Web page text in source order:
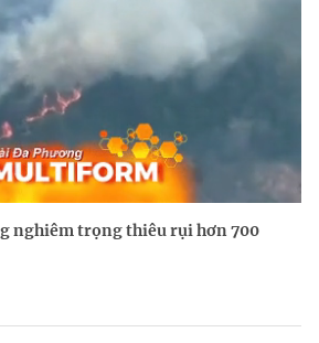
nghiêm trọng thiêu rụi hơn 700